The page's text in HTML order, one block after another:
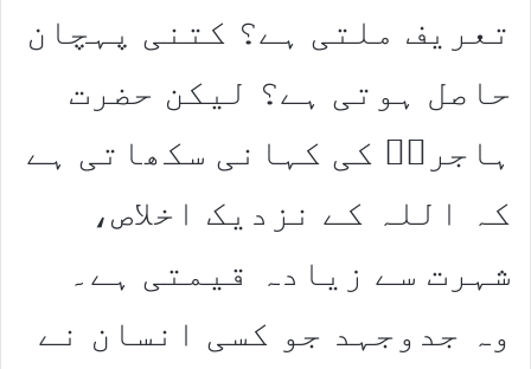
تعریف ملتی ہے؟ کتنی پہچان
حاصل ہوتی ہے؟ لیکن حضرت
ہاجرہؑ کی کہانی سکھاتی ہے
کہ اللہ کے نزدیک اخلاص،
شہرت سے زیادہ قیمتی ہے۔
وہ جدوجہد جو کسی انسان نے